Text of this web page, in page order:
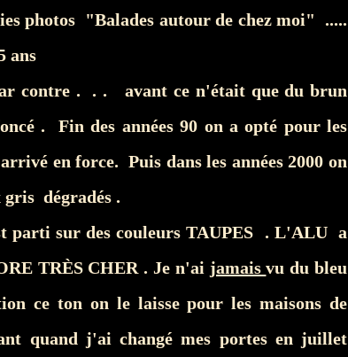
photos "Balades autour de chez moi" .....
ans
contre . . . avant ce n'était que du brun
. Fin des années 90 on a opté pour les
en force. Puis dans les années 2000 on
dégradés .
parti sur des couleurs TAUPES . L'ALU a
TRÈS CHER . Je n'ai jamaisvu du bleu
ce ton on le laisse pour les maisons de
quand j'ai changé mes portes en juillet